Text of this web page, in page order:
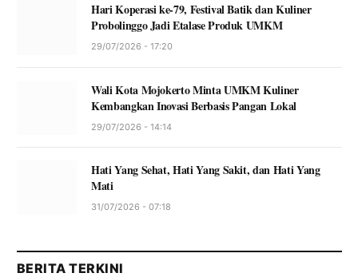
Hari Koperasi ke-79, Festival Batik dan Kuliner
Probolinggo Jadi Etalase Produk UMKM
29/07/2026 - 17:20
Wali Kota Mojokerto Minta UMKM Kuliner
Kembangkan Inovasi Berbasis Pangan Lokal
29/07/2026 - 14:14
Hati Yang Sehat, Hati Yang Sakit, dan Hati Yang
Mati
31/07/2026 - 07:18
BERITA TERKINI